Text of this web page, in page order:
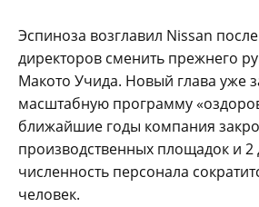
Эспиноза возглавил Nissan
директоров сменить прежнего
Макото Учида. Новый глава уже
масштабную программу
ближайшие годы компания
производственных площадок и 2
численность персонала
человек.